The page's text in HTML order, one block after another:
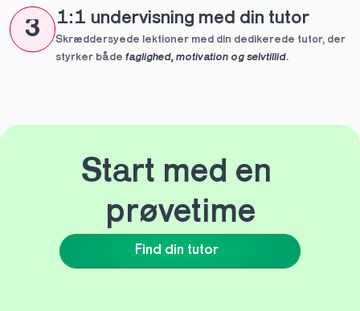
3 1:1 undervisning med din tutor
Skræddersyede lektioner med din dedikerede tutor, der
styrker både faglighed, motivation og selvtillid.
Find din tutor
Start med en
prøvetime